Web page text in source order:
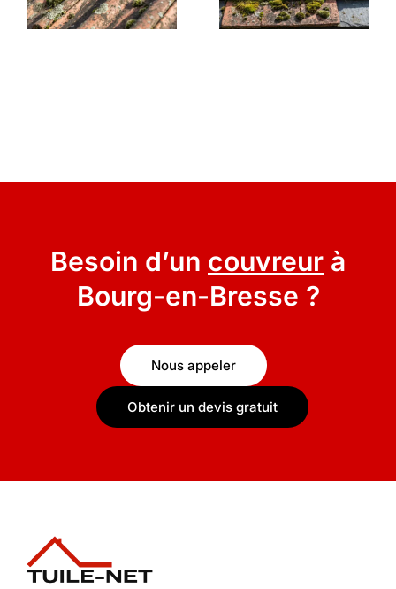
Besoin d’un couvreur à
Bourg-en-Bresse ?
Nous appeler
Obtenir un devis gratuit